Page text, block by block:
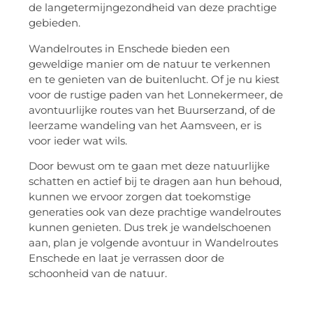
de langetermijngezondheid van deze prachtige
gebieden.
Wandelroutes in Enschede bieden een
geweldige manier om de natuur te verkennen
en te genieten van de buitenlucht. Of je nu kiest
voor de rustige paden van het Lonnekermeer, de
avontuurlijke routes van het Buurserzand, of de
leerzame wandeling van het Aamsveen, er is
voor ieder wat wils.
Door bewust om te gaan met deze natuurlijke
schatten en actief bij te dragen aan hun behoud,
kunnen we ervoor zorgen dat toekomstige
generaties ook van deze prachtige wandelroutes
kunnen genieten. Dus trek je wandelschoenen
aan, plan je volgende avontuur in Wandelroutes
Enschede en laat je verrassen door de
schoonheid van de natuur.